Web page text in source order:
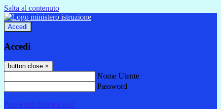
Salta al contenuto
Accedi
Accedi
button close ×
Nome Utente
Password
Password dimenticata?